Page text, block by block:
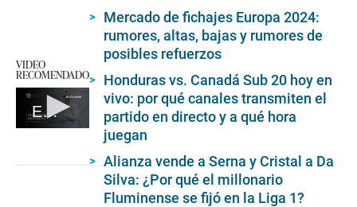
VIDEO
RECOMENDADO
EC | Alejandro Restrepo
Mercado de fichajes Europa 2024:
rumores, altas, bajas y rumores de
posibles refuerzos
Honduras vs. Canadá Sub 20 hoy en
vivo: por qué canales transmiten el
partido en directo y a qué hora
juegan
Alianza vende a Serna y Cristal a Da
Silva: ¿Por qué el millonario
Fluminense se fijó en la Liga 1?